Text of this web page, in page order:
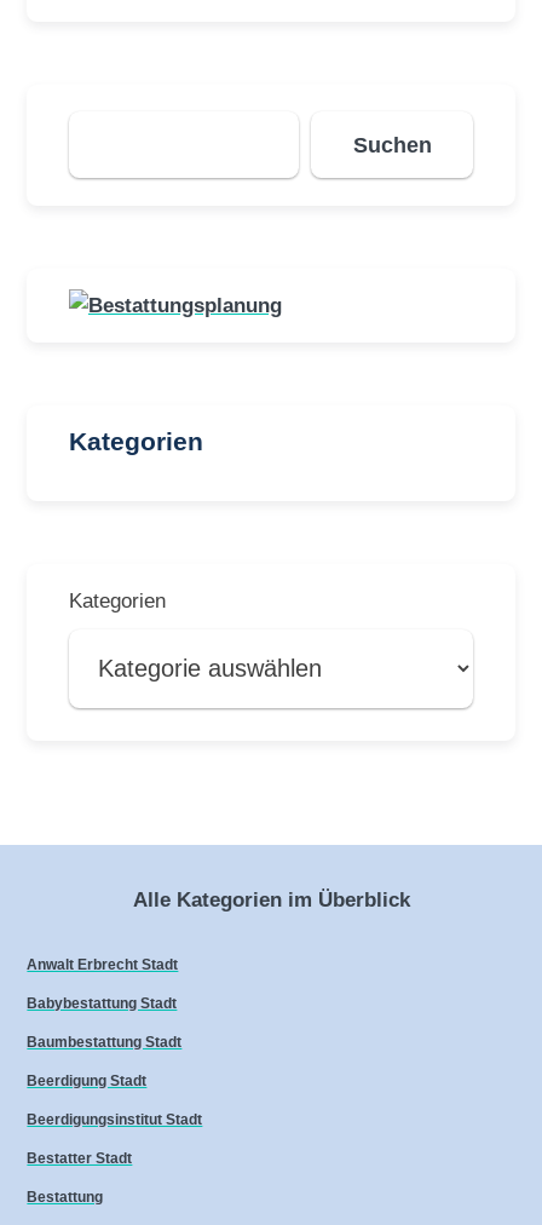
Suchen
Suchen
Kategorien
Kategorien
Alle Kategorien im Überblick
Anwalt Erbrecht Stadt
Babybestattung Stadt
Baumbestattung Stadt
Beerdigung Stadt
Beerdigungsinstitut Stadt
Bestatter Stadt
Bestattung